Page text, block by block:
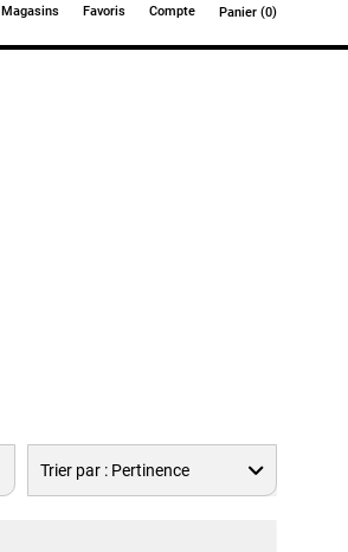
Magasins Favoris Compte Panier (0)
Trier par :Pertinence